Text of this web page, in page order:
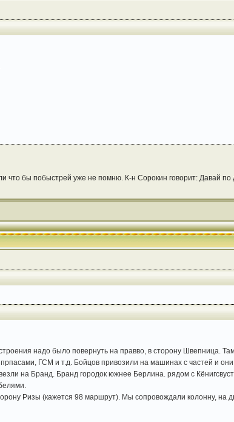
что бы побыстрей уже не помню. К-н Сорокин говорит: Давай по
надо было повернуть на правво, в сторону Швепница.
ГСМ и т.д. Бойцов привозили на машинах с частей и
на Бранд. Бранд городок южнее Берлина. рядом с
Ризы (кажется 98 маршрут). Мы сопровождали колонну, на